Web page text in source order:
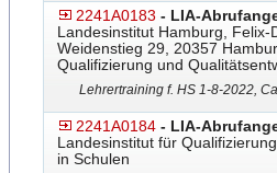
2241A0183 - LIA-
Landesinstitut Hamburg,
Weidenstieg 29, 20357
Qualifizierung und
Lehrertraining f. HS 1-8-2022,
2241A0184 - LIA-
Landesinstitut für
in Schulen